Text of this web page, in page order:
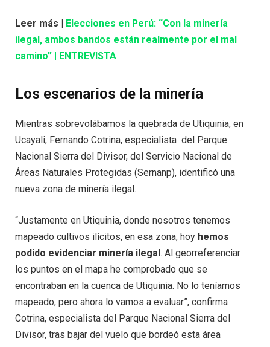
Leer más |
Elecciones en Perú: “Con la minería
ilegal, ambos bandos están realmente por el mal
camino” | ENTREVISTA
Los escenarios de la minería
Mientras sobrevolábamos la quebrada de Utiquinia, en
Ucayali, Fernando Cotrina, especialista del Parque
Nacional Sierra del Divisor, del Servicio Nacional de
Áreas Naturales Protegidas (Sernanp), identificó una
nueva zona de minería ilegal.
“Justamente en Utiquinia, donde nosotros tenemos
mapeado cultivos ilícitos, en esa zona, hoy hemos
podido evidenciar minería ilegal. Al georreferenciar
los puntos en el mapa he comprobado que se
encontraban en la cuenca de Utiquinia. No lo teníamos
mapeado, pero ahora lo vamos a evaluar”, confirma
Cotrina, especialista del Parque Nacional Sierra del
Divisor, tras bajar del vuelo que bordeó esta área